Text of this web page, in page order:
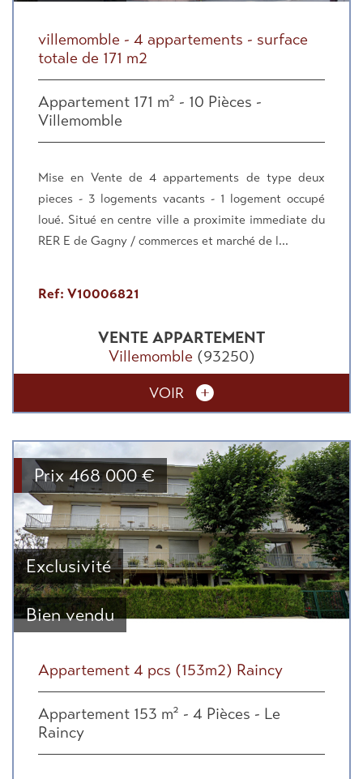
villemomble - 4 appartements - surface
totale de 171 m2
Appartement 171 m² - 10 Pièces -
Villemomble
Mise en Vente de 4 appartements de type deux
pieces - 3 logements vacants - 1 logement occupé
loué. Situé en centre ville a proximite immediate du
RER E de Gagny / commerces et marché de l...
Ref: V10006821
VENTE APPARTEMENT
Villemomble (93250)
VOIR
Bien vendu
Exclusivité
Prix 468 000 €
Appartement 4 pcs (153m2) Raincy
Appartement 153 m² - 4 Pièces - Le
Raincy